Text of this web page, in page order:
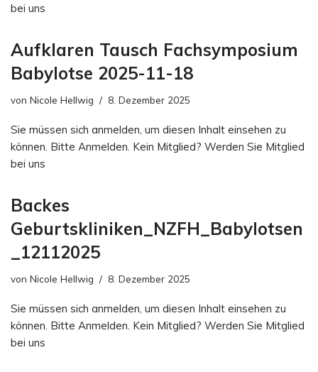
bei uns
Aufklaren Tausch Fachsymposium
Babylotse 2025-11-18
von Nicole Hellwig 8. Dezember 2025
Sie müssen sich anmelden, um diesen Inhalt einsehen zu
können. Bitte Anmelden. Kein Mitglied? Werden Sie Mitglied
bei uns
Backes
Geburtskliniken_NZFH_Babylotsen
_12112025
von Nicole Hellwig 8. Dezember 2025
Sie müssen sich anmelden, um diesen Inhalt einsehen zu
können. Bitte Anmelden. Kein Mitglied? Werden Sie Mitglied
bei uns